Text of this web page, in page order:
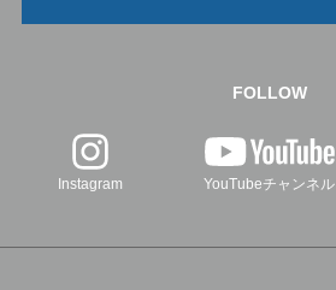
FOLLOW
Instagram YouTubeチャンネル